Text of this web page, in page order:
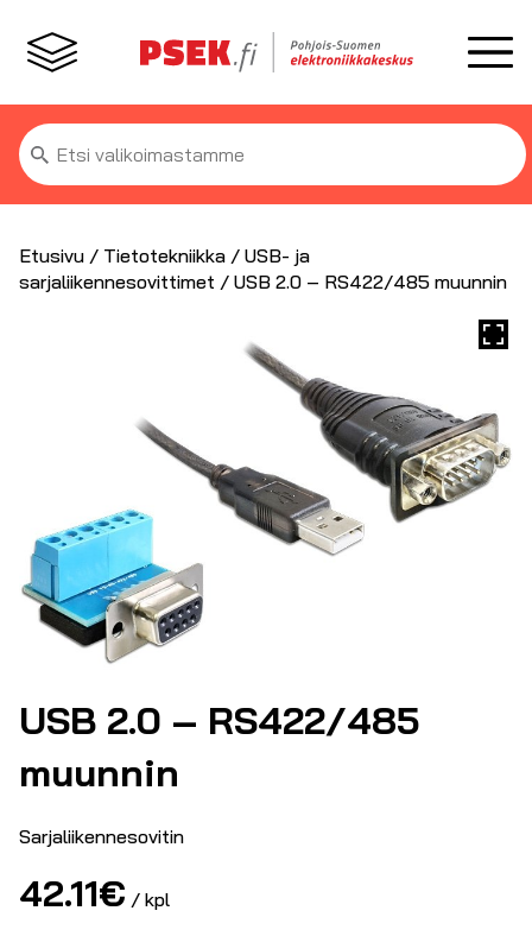
Etsi:
Etusivu / Tietotekniikka / USB- ja
sarjaliikennesovittimet / USB 2.0 – RS422/485 muunnin
USB 2.0 – RS422/485
muunnin
Sarjaliikennesovitin
42.11€ / kpl